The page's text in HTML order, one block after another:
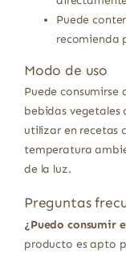
Puede
recomienda
Modo de uso
Puede
bebidas vegetales
utilizar en recetas
temperatura
de la luz.
Preguntas
¿Puedo consumir
producto es apto